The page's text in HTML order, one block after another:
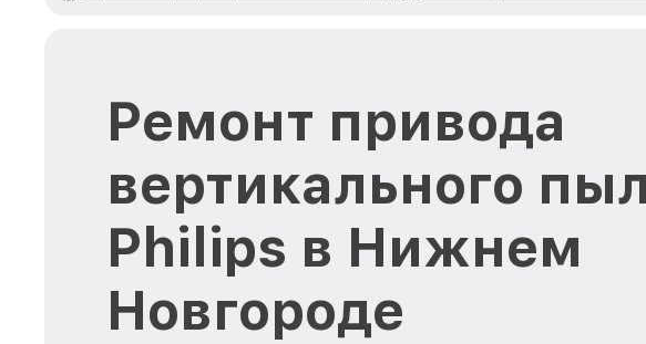
Ремонт привода
вертикального
Philips в Нижнем
Новгороде